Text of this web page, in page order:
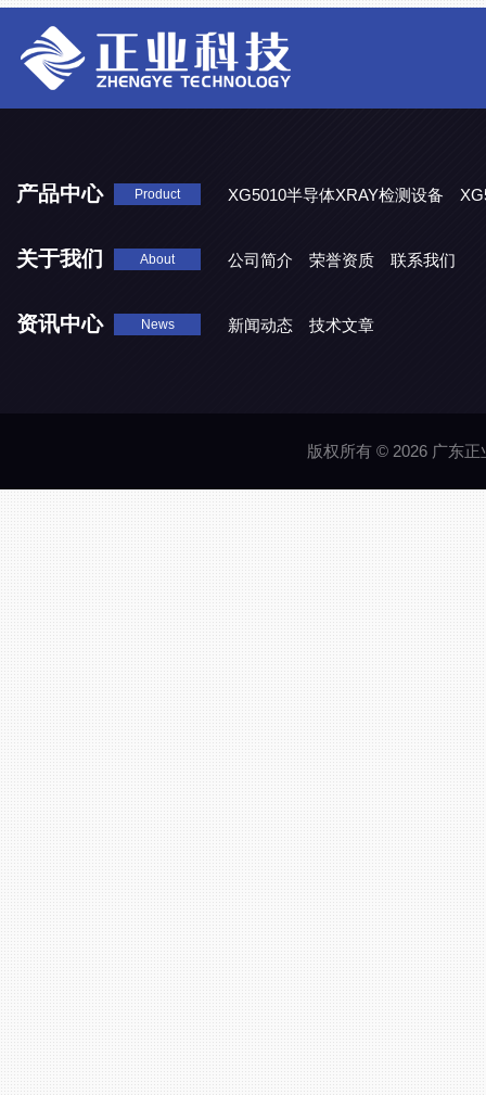
产品中心 Product XG5010半导体XRAY检测设备
关于我们 About 公司简介 荣誉资质 联系我们
资讯中心 News 新闻动态 技术文章
版权所有 © 2026 广东